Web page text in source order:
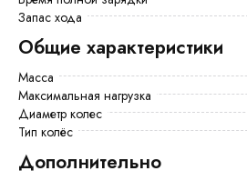
Запас хода
Общие характеристики
Масса
Максимальная нагрузка
Диаметр колес
Тип колёс
Дополнительно